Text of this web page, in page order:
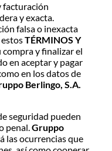
facturación
y exacta.
falsa o inexacta
TÉRMINOS Y
y finalizar el
en aceptar y pagar
en los datos de
Berlingo, S.A.
seguridad pueden
penal.Gruppo
las ocurrencias que